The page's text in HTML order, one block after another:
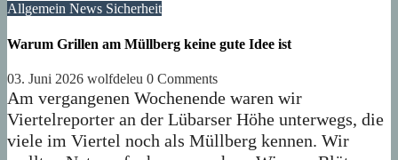
Allgemein News Sicherheit
Warum Grillen am Müllberg keine gute Idee ist
03. Juni 2026 wolfdeleu 0 Comments
Am vergangenen Wochenende waren wir
Viertelreporter an der Lübarser Höhe unterwegs, die
viele im Viertel noch als Müllberg kennen. Wir